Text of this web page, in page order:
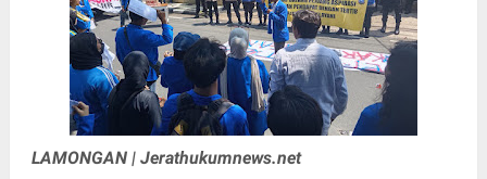
LAMONGAN | Jerathukumnews.net